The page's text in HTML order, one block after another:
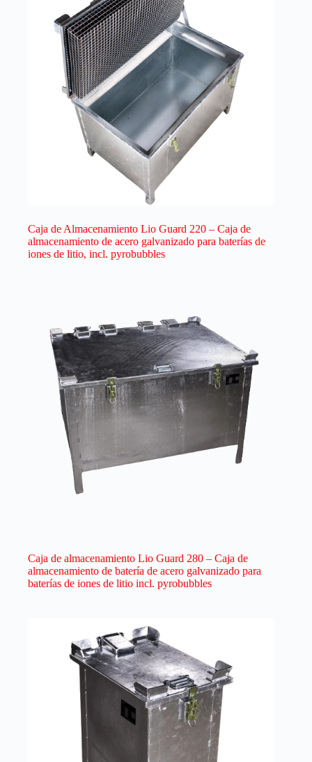
Caja de Almacenamiento Lio Guard 220 – Caja de
almacenamiento de acero galvanizado para baterías de
iones de litio, incl. pyrobubbles
Caja de almacenamiento Lio Guard 280 – Caja de
almacenamiento de batería de acero galvanizado para
baterías de iones de litio incl. pyrobubbles